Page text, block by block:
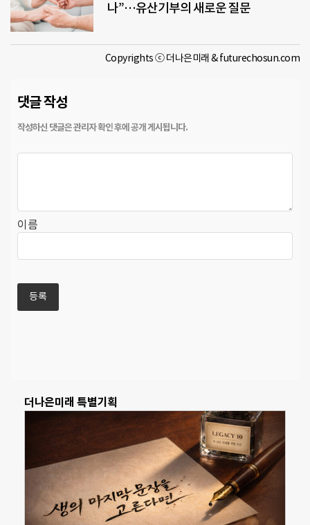
나”…유산기부의 새로운 질문
Copyrights ⓒ 더나은미래 & futurechosun.com
댓글 작성
이름
더나은미래 특별기획